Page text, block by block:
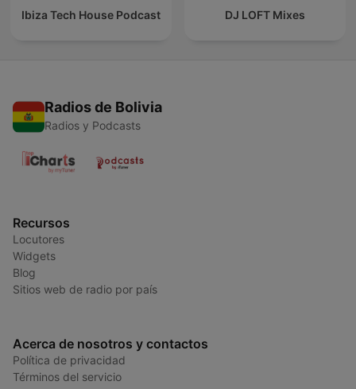
Ibiza Tech House Podcast DJ LOFT Mixes
Radios de Bolivia
Radios y Podcasts
Recursos
Locutores
Widgets
Blog
Sitios web de radio por país
Acerca de nosotros y contactos
Política de privacidad
Términos del servicio